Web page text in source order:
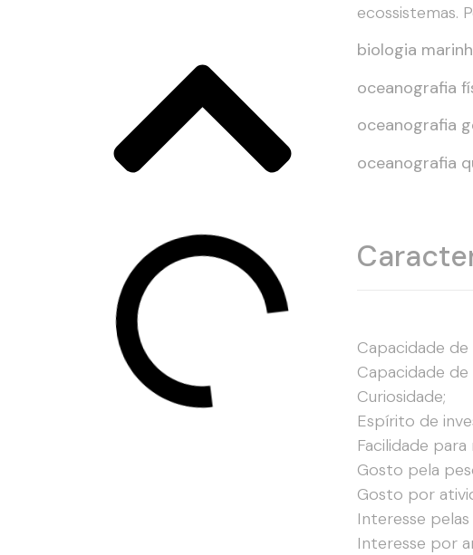
ecossistemas.
biologia
oceanografia
oceanografia
oceanografia
Capacidade
Capacidade
Curiosidade;
Espírito de
Facilidade
Gosto pela
Gosto por
Interesse pelas
Interesse por